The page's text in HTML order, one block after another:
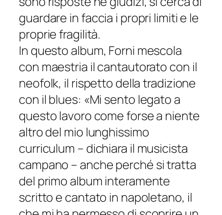
guardare in faccia i propri limiti e le
proprie fragilità.
In questo album, Forni mescola
con maestria il cantautorato con il
neofolk, il rispetto della tradizione
con il blues: «Mi sento legato a
questo lavoro come forse a niente
altro del mio lunghissimo
curriculum – dichiara il musicista
campano – anche perché si tratta
del primo album interamente
scritto e cantato in napoletano, il